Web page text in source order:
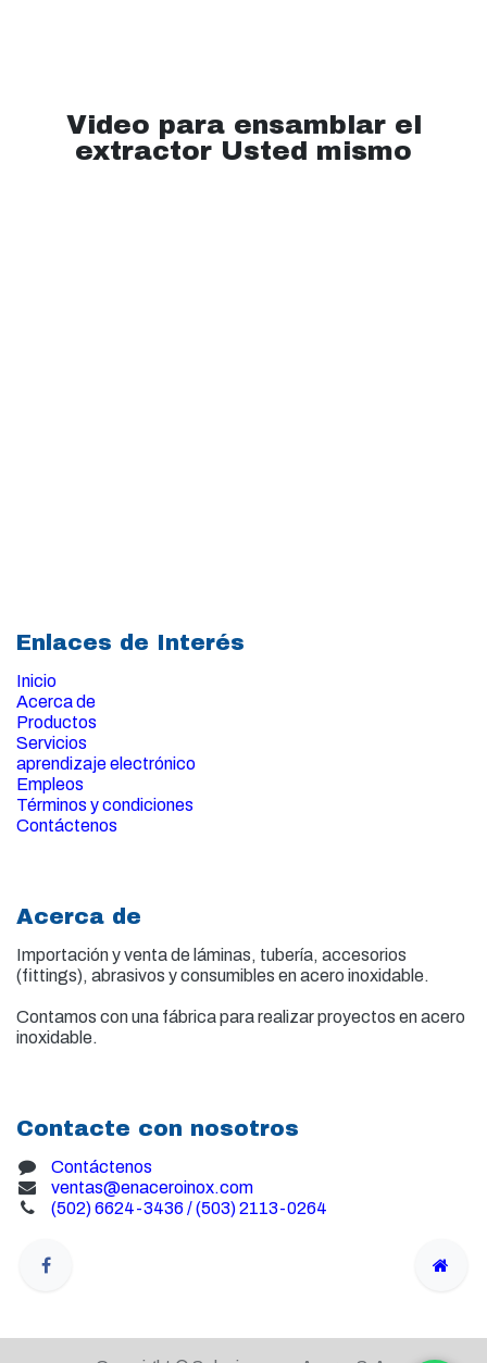
Video para ensamblar el
extractor Usted mismo
Enlaces de Interés
Inicio
Acerca de
Productos
Servicios
aprendizaje electrónico
Empleos
Términos y condiciones
Contáctenos
Acerca de
Importación y venta de láminas, tubería, accesorios
(fittings), abrasivos y consumibles en acero inoxidable.
Contamos con una fábrica para realizar proyectos en acero
inoxidable.
Contacte con nosotros
Contáctenos
ventas@enaceroinox.com
(502) 6624-3436 / (503) 2113-0264